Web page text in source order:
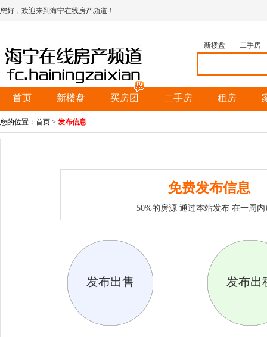
您好，欢迎来到海宁在线房产频道！
新楼盘 二手房
首页 新楼盘 买房团 二手房 租房
您的位置： 首页 > 发布信息
免费发布信息
50%的房源 通过本站发布 在一周内
发布出售 发布出